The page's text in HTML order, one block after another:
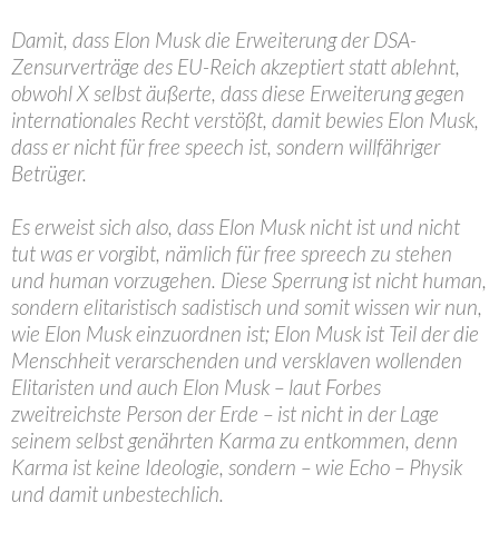
Damit, dass Elon Musk die Erweiterung der DSA-
Zensurverträge des EU-Reich akzeptiert statt ablehnt,
obwohl X selbst äußerte, dass diese Erweiterung gegen
internationales Recht verstößt, damit bewies Elon Musk,
dass er nicht für free speech ist, sondern willfähriger
Betrüger.
Es erweist sich also, dass Elon Musk nicht ist und nicht
tut was er vorgibt, nämlich für free spreech zu stehen
und human vorzugehen. Diese Sperrung ist nicht human,
sondern elitaristisch sadistisch und somit wissen wir nun,
wie Elon Musk einzuordnen ist; Elon Musk ist Teil der die
Menschheit verarschenden und versklaven wollenden
Elitaristen und auch Elon Musk – laut Forbes
zweitreichste Person der Erde – ist nicht in der Lage
seinem selbst genährten Karma zu entkommen, denn
Karma ist keine Ideologie, sondern – wie Echo – Physik
und damit unbestechlich.